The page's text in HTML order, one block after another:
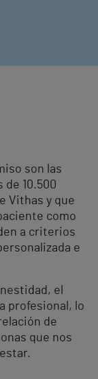
son las
de 10.500
Vithas y que
como
a criterios
e
el
profesional, lo
de
que nos